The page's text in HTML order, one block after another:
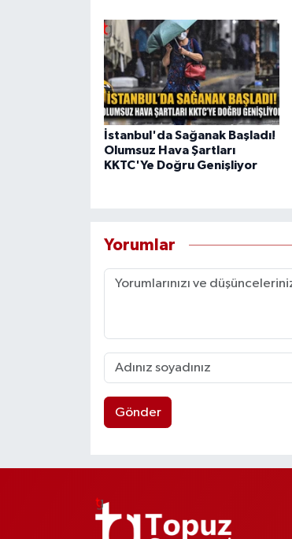
İstanbul'da Sağanak Başladı!
Olumsuz Hava Şartları
KKTC'Ye Doğru Genişliyor
Yorumlar
Gönder